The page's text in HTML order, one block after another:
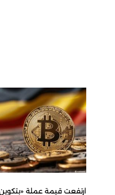
ارتفعت قيمة عملة